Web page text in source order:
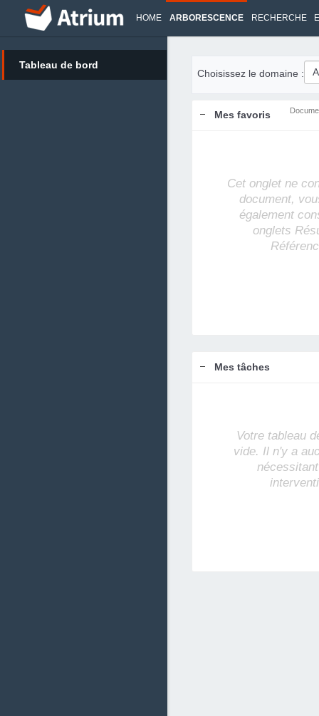
HOME ARBORESCENCE RECHERCHE
Tableau de bord
Choisissez le domaine :
Mes favoris
Cet onglet ne
document,
également
onglets
Mes tâches
Votre tableau
vide. Il n'y a